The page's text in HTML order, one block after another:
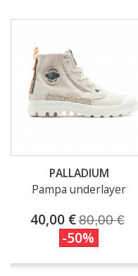
PALLADIUM
Pampa underlayer
40,00 €80,00 €
-50%